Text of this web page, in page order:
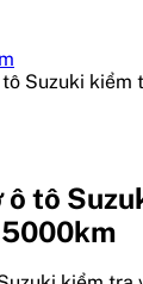
Suzuki kiểm
ô tô
5000km